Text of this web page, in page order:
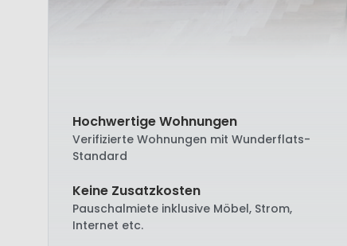
Hochwertige Wohnungen
Verifizierte Wohnungen mit Wunderflats-
Standard
Keine Zusatzkosten
Pauschalmiete inklusive Möbel, Strom,
Internet etc.